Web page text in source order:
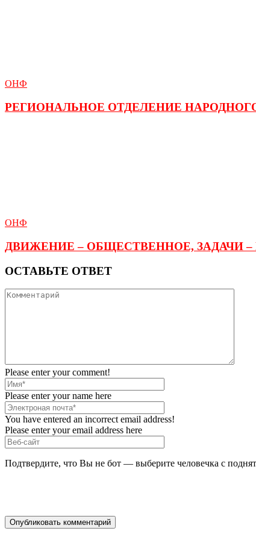
ОНФ
РЕГИОНАЛЬНОЕ ОТДЕЛЕНИЕ
ОНФ
ДВИЖЕНИЕ – ОБЩЕСТВЕННОЕ, ЗАДАЧИ
ОСТАВЬТЕ ОТВЕТ
Please enter your comment!
Please enter your name here
You have entered an incorrect email address!
Please enter your email address here
Подтвердите, что Вы не бот — выберите человечка с